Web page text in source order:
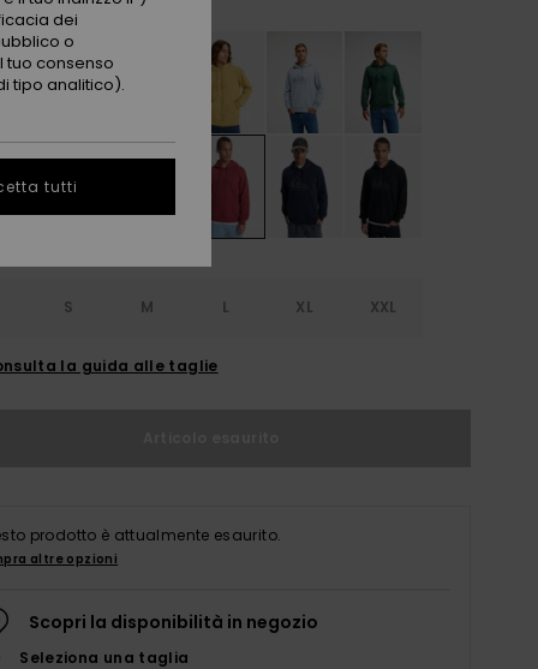
S M L XL XXL
la guida alle taglie
prodotto è attualmente esaurito.
altre opzioni
Scopri la disponibilità in negozio
Seleziona una taglia
dei
o
tuo consenso
tipo analitico).
tutti